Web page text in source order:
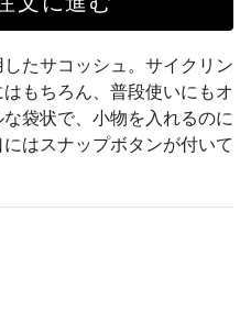
たサコッシュ。サイクリン
もちろん、普段使いにもオ
袋状で、小物を入れるのに
はスナップボタンが付いて